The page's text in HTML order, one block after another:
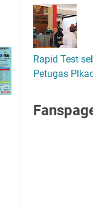
Rapid Test
Petugas